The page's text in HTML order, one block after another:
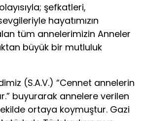
şefkatleri,
hayatımızın
tüm annelerimizin Anneler
büyük bir mutluluk
(S.A.V.) “Cennet annelerin
buyurarak annelere verilen
ortaya koymuştur. Gazi